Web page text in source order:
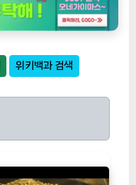
위키백과 검색